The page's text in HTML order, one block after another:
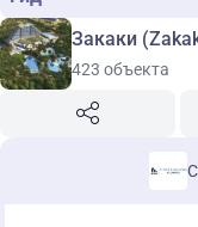
Закаки
423 объекта